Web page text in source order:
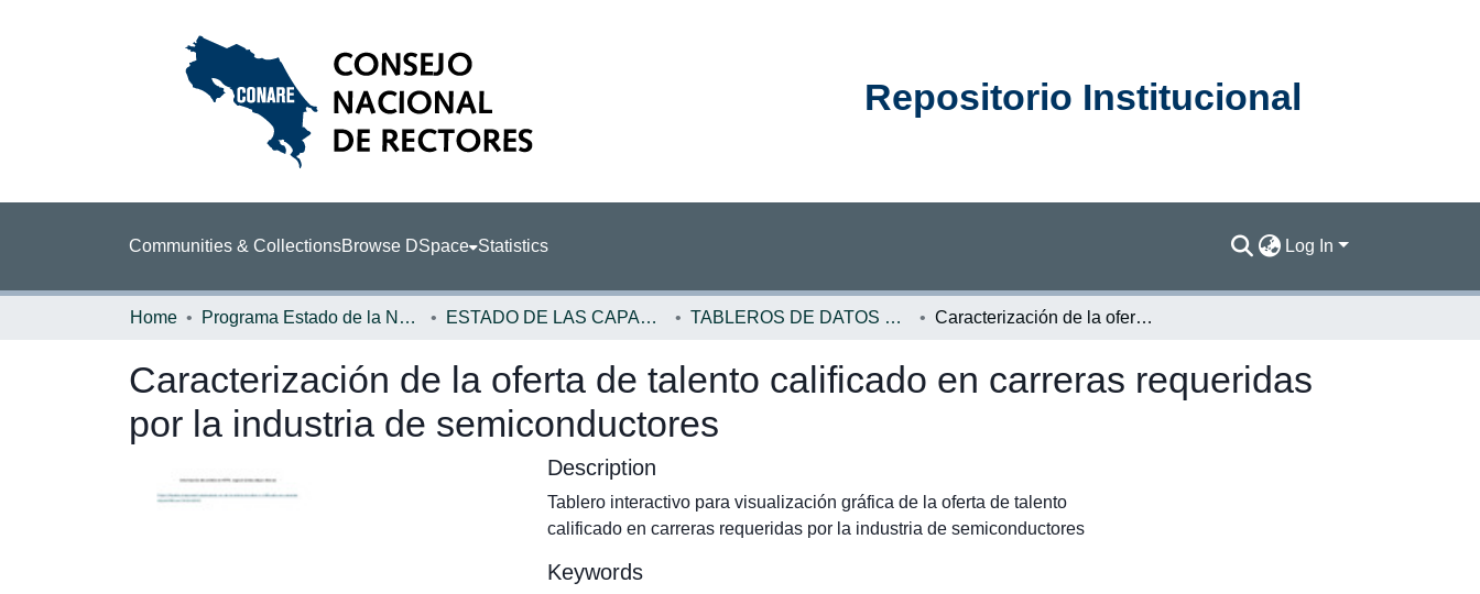
Repositorio Institucional
Communities & CollectionsBrowse DSpace Statistics Log In
Home Programa Estado de la Nación (PEN) ESTADO DE LAS CAPACIDADES EN CIENCIA, TECNOLOGÍA E INNOVACIÓN TABLEROS DE DATOS ECCTI Caracterización de la oferta de talento calificado en carreras requeridas por la industria de semiconductores
Caracterización de la oferta de talento calificado en carreras requeridas
por la industria de semiconductores
Description
Tablero interactivo para visualización gráfica de la oferta de talento
calificado en carreras requeridas por la industria de semiconductores
Keywords